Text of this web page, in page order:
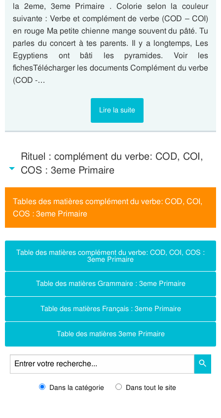
la 2eme, 3eme Primaire . Colorie selon la couleur
suivante : Verbe et complément de verbe (COD – COI)
en rouge Ma petite chienne mange souvent du pâté. Tu
parles du concert à tes parents. Il y a longtemps, Les
Egyptiens ont bâti les pyramides. Voir les
fichesTélécharger les documents Complément du verbe
(COD -…
Lire la suite
Rituel : complément du verbe: COD, COI,
COS : 3eme Primaire
Tables des matières complément du verbe: COD, COI,
COS : 3eme Primaire
Table des matières complément du verbe: COD, COI, COS :
3eme Primaire
Table des matières Grammaire : 3eme Primaire
Table des matières Français : 3eme Primaire
Table des matières 3eme Primaire
Dans la catégorie Dans tout le site